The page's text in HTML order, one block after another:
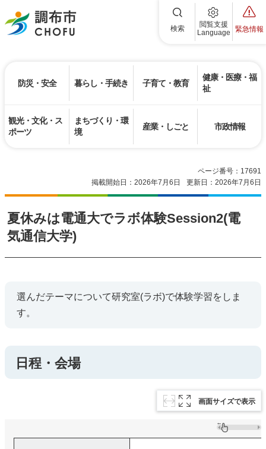
調布市 検索
閲覧支援
Language
緊急情報
防災・安全 暮らし・手続き 子育て・教育
健康・医療・福
祉
観光・文化・ス
ポーツ
まちづくり・環
境
産業・しごと 市政情報
ページ番号：17691
掲載開始日：2026年7月6日
更新日：2026年7月6日
夏休みは電通大でラボ体験Session2(電
気通信大学)
選んだテーマについて研究室(ラボ)で体験学習をしま
す。
日程・会場
画面サイズで表示